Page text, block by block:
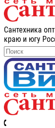
Сантехника
краю и югу